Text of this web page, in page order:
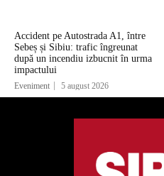
Accident pe Autostrada A1, între
Sebeș și Sibiu: trafic îngreunat
după un incendiu izbucnit în urma
impactului
Eveniment 5 august 2026